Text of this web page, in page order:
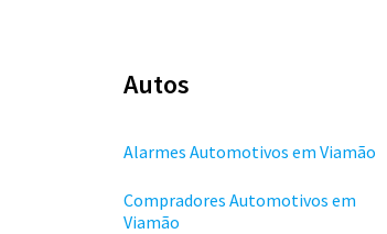
Autos
Alarmes Automotivos em Viamão
Compradores Automotivos em
Viamão